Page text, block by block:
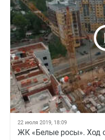
22 июля 2019, 18:09
ЖК «Белые росы». Ход